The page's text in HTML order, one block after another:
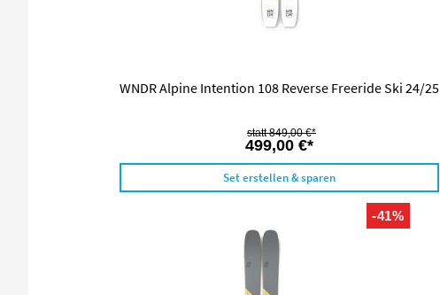
WNDR Alpine Intention 108 Reverse Freeride Ski 24/25
499,00 €*
849,00 €*
Set erstellen & sparen
-41%